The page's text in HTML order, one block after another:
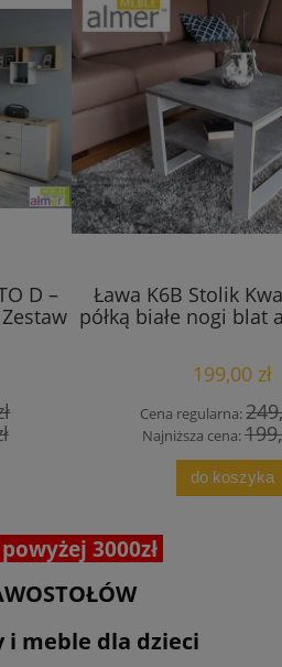
D –
Ława K6B Stolik
półką białe nogi blat
199,00 zł
Cena regularna:
Najniższa cena:
do koszyka
3000zł
i meble dla dzieci